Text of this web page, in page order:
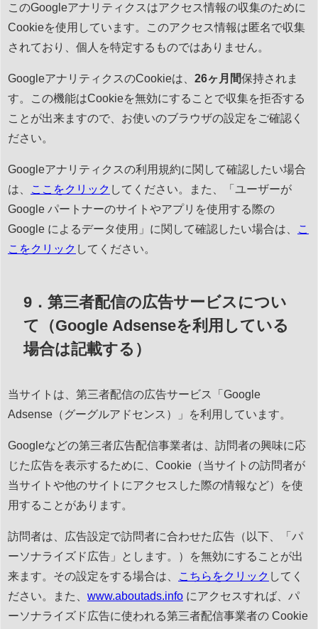
このGoogleアナリティクスはアクセス情報の収集のために
Cookieを使用しています。このアクセス情報は匿名で収集
されており、個人を特定するものではありません。
GoogleアナリティクスのCookieは、 26ヶ月間保持されま
す。この機能はCookieを無効にすることで収集を拒否する
ことが出来ますので、お使いのブラウザの設定をご確認く
ださい。
Googleアナリティクスの利用規約に関して確認したい場合
は、
ここをクリック してください。また、「ユーザーが
Google パートナーのサイトやアプリを使用する際の
Google によるデータ使用」に関して確認したい場合は、
こ
こをクリック してください。
9．第三者配信の広告サービスについ
て（Google Adsenseを利用している
場合は記載する）
当サイトは、第三者配信の広告サービス「Google
Adsense（グーグルアドセンス）」を利用しています。
Googleなどの第三者広告配信事業者は、訪問者の興味に応
じた広告を表示するために、Cookie（当サイトの訪問者が
当サイトや他のサイトにアクセスした際の情報など）を使
用することがあります。
訪問者は、広告設定で訪問者に合わせた広告（以下、「パ
ーソナライズド広告」とします。）を無効にすることが出
来ます。その設定をする場合は、
こちらをクリック してく
ださい。また、 www.aboutads.info にアクセスすれば、パ
ーソナライズド広告に使われる第三者配信事業者の Cookie